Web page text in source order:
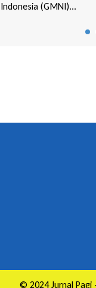
otom...
© 2024 Jurnal Pagi